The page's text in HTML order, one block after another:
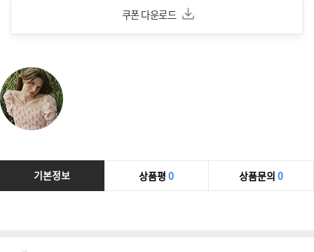
쿠폰 다운로드
기본정보 상품평 0 상품문의 0